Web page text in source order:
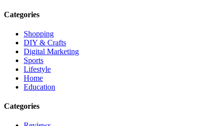
Categories
Shopping
DIY & Crafts
Digital Marketing
Sports
Lifestyle
Home
Education
Categories